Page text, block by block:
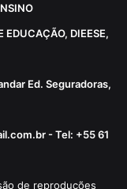
DIEESE,
Ed. Seguradoras,
- Tel: +55 61
de reproduções